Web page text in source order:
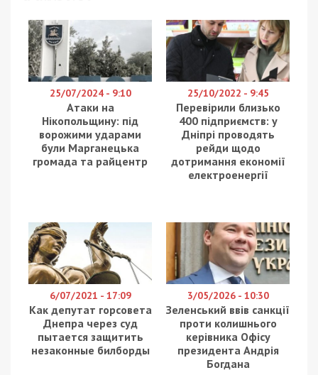
Шевченківський районний суд Києва обрав49-
річному водієві Mercedes-Benz
запобіжний захід у
це повідомляє49000з посиланням на Офіс
Генпрокурора.
Позицію сторони обвинувачення у суді
підтримував заступник керівника Київської
міської прокуратури Антон Єфімов.
Аварія сталася 5 червня близько 17:00 на
Чоколівському бульварі. Водій Mercedes-Benz,
пастор Павло Плешивцев, за даними слідства,
рухався з перевищенням швидкості, не впорався